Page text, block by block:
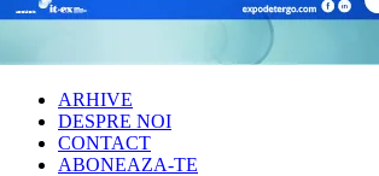
ARHIVE
DESPRE NOI
CONTACT
ABONEAZA-TE